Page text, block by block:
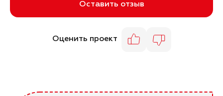
Оставить отзыв
Оценить проект